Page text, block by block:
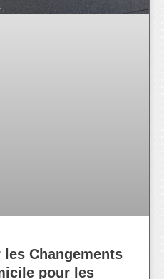
Changements
pour les